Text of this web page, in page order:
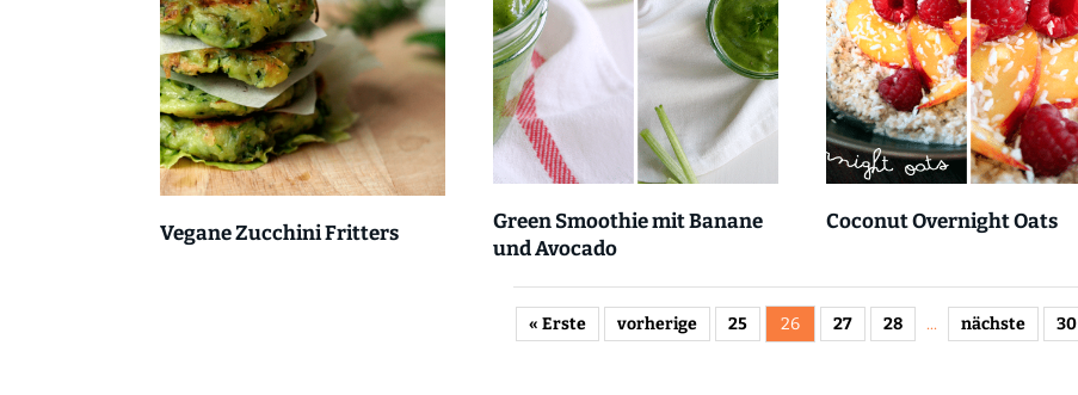
Vegane Zucchini Fritters
Green Smoothie mit Banane
und Avocado
Coconut Overnight Oats
« Erste vorherige 25 26 27 28 ... nächste 30